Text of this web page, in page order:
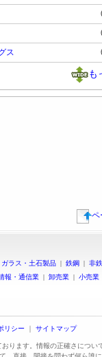
ス
も
ペ
ガラス・土石製品 | 鉄鋼 | 非
報・通信業 | 卸売業 | 小売業
リシー ｜ サイトマップ
ります。情報の正確さについ